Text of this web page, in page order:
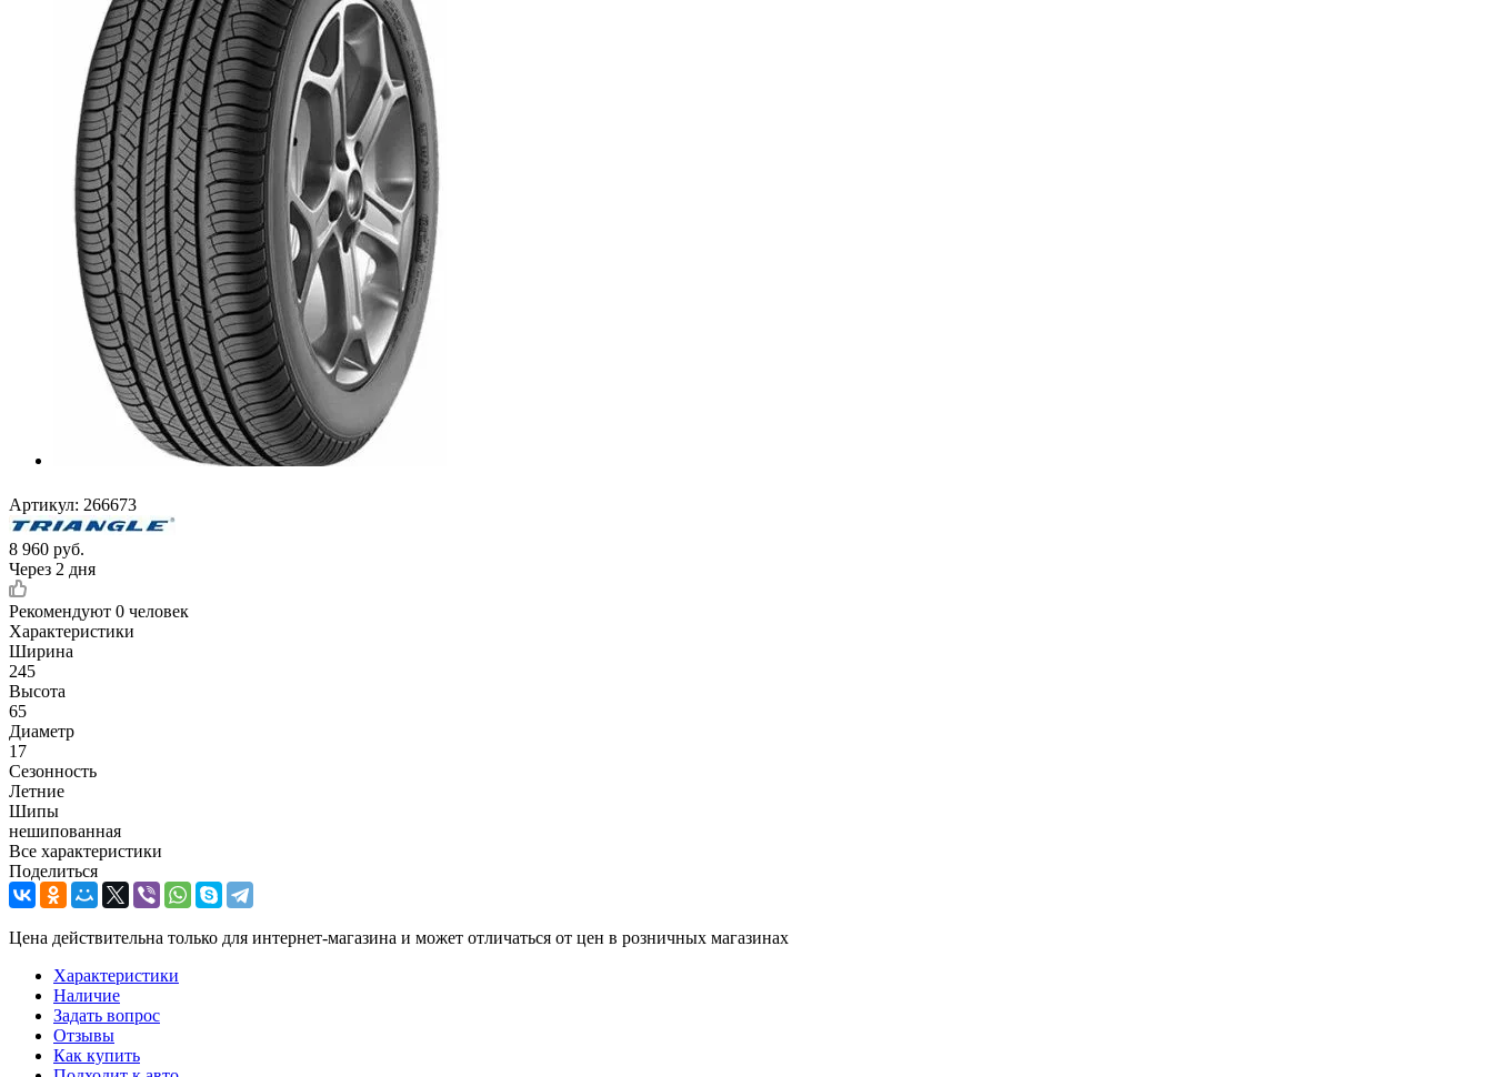
Артикул: 266673
8 960 руб.
Через 2 дня
Рекомендуют 0 человек
Характеристики
Ширина
245
Высота
65
Диаметр
17
Сезонность
Летние
Шипы
нешипованная
Все характеристики
Поделиться
Цена действительна только для интернет-магазина и может отличаться от цен в розничных магазинах
Характеристики
Наличие
Задать вопрос
Отзывы
Как купить